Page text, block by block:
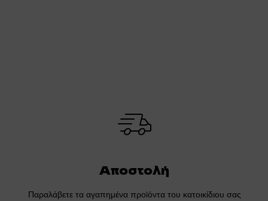
Αποστολή
Παραλάβετε τα αγαπημένα προϊόντα του κατοικίδιου σας